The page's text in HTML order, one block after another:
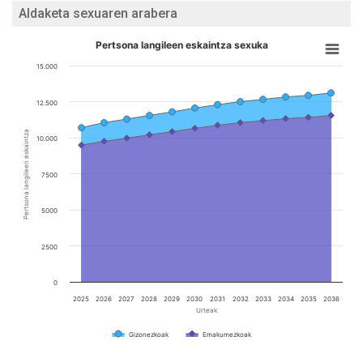
Aldaketa sexuaren arabera
Urteak
Pertsona langileen eskaintza
Pertsona langileen eskaintza sexuka
Gizonezkoak Emakumezkoak
2025 2026 2027 2028 2029 2030 2031 2032 2033 2034 2035 2036
0
2500
5000
7500
10.000
12.500
15.000